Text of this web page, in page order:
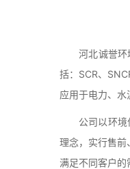
河北诚誉
括：SCR、
应用于电力、水
公司以环境
理念，实行售前
满足不同客户的